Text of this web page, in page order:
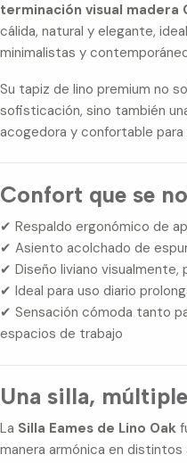
terminación visual madera
cálida, natural y elegante,
minimalistas y
Su tapiz de lino premium no
sofisticación, sino también
acogedora y confortable para
Confort que se
✔ Respaldo ergonómico de
✔ Asiento acolchado de
✔ Diseño liviano
✔ Ideal para uso diario
✔ Sensación cómoda tanto
espacios de trabajo
Una silla,
La Silla Eames de Lino Oak
manera armónica en distintos